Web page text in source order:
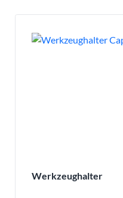
Werkzeughalter